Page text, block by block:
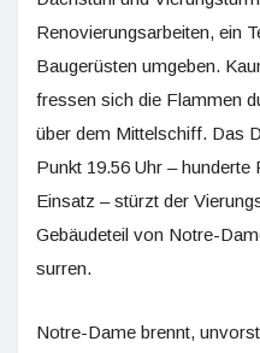
Renovierungsarbeiten, ein
Baugerüsten umgeben.
fressen sich die Flammen
über dem Mittelschiff. Das
Punkt 19.56 Uhr –
Einsatz – stürzt der
Gebäudeteil von Notre-
surren.
Notre-Dame brennt,